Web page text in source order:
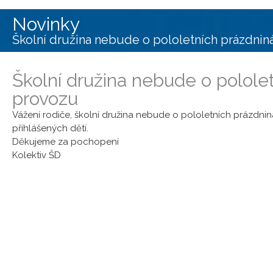
Novinky
Školní družina nebude o pololetních
Školní družina nebude o
provozu
Vážení rodiče, školní družina nebude o pololetních
přihlášených dětí.
Děkujeme za pochopení
Kolektiv ŠD